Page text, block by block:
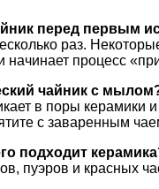
перед первым
раз.
начинает процесс
чайник с
в поры керамики
с заваренным
подходит
пуэров и красных